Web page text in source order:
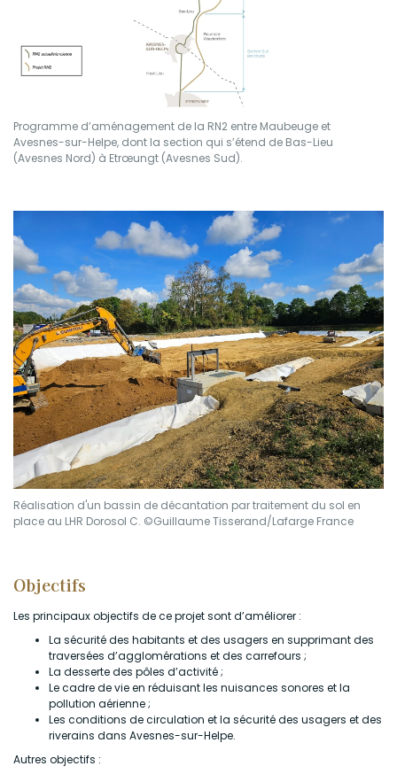
Programme d’aménagement de la RN2 entre Maubeuge et
Avesnes-sur-Helpe, dont la section qui s’étend de Bas-Lieu
(Avesnes Nord) à Etrœungt (Avesnes Sud).
Réalisation d'un bassin de décantation par traitement du sol en
place au LHR Dorosol C. ©Guillaume Tisserand/Lafarge France
Objectifs
Les principaux objectifs de ce projet sont d’améliorer :
La sécurité des habitants et des usagers en supprimant des
traversées d’agglomérations et des carrefours ;
La desserte des pôles d’activité ;
Le cadre de vie en réduisant les nuisances sonores et la
pollution aérienne ;
Les conditions de circulation et la sécurité des usagers et des
riverains dans Avesnes-sur-Helpe.
Autres objectifs :